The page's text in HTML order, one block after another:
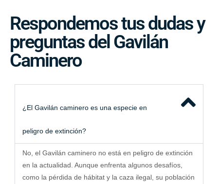
Respondemos tus dudas y
preguntas del Gavilán
Caminero
¿El Gavilán caminero es una especie en
peligro de extinción?
No, el Gavilán caminero no está en peligro de extinción
en la actualidad. Aunque enfrenta algunos desafíos,
como la pérdida de hábitat y la caza ilegal, su población